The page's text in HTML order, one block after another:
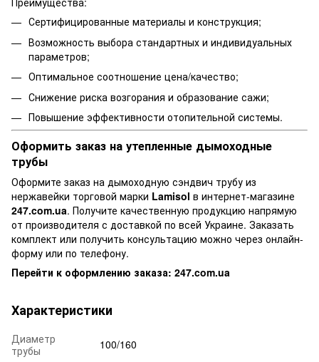
Сертифицированные материалы и конструкция;
Возможность выбора стандартных и индивидуальных
параметров;
Оптимальное соотношение цена/качество;
Снижение риска возгорания и образование сажи;
Повышение эффективности отопительной системы.
Оформить заказ на утепленные дымоходные
трубы
Оформите заказ на дымоходную сэндвич трубу из
нержавейки торговой марки Lamisol в интернет-магазине
247.com.ua. Получите качественную продукцию напрямую
от производителя с доставкой по всей Украине. Заказать
комплект или получить консультацию можно через онлайн-
форму или по телефону.
Перейти к оформлению заказа: 247.com.ua
Характеристики
Диаметр
трубы
100/160